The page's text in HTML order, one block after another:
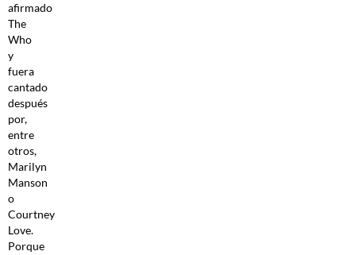
afirmado
The
Who
y
fuera
cantado
después
por,
entre
otros,
Marilyn
Manson
o
Courtney
Love.
Porque